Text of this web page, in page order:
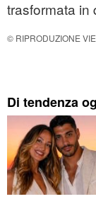
trasformata in
© RIPRODUZIONE
Di tendenza